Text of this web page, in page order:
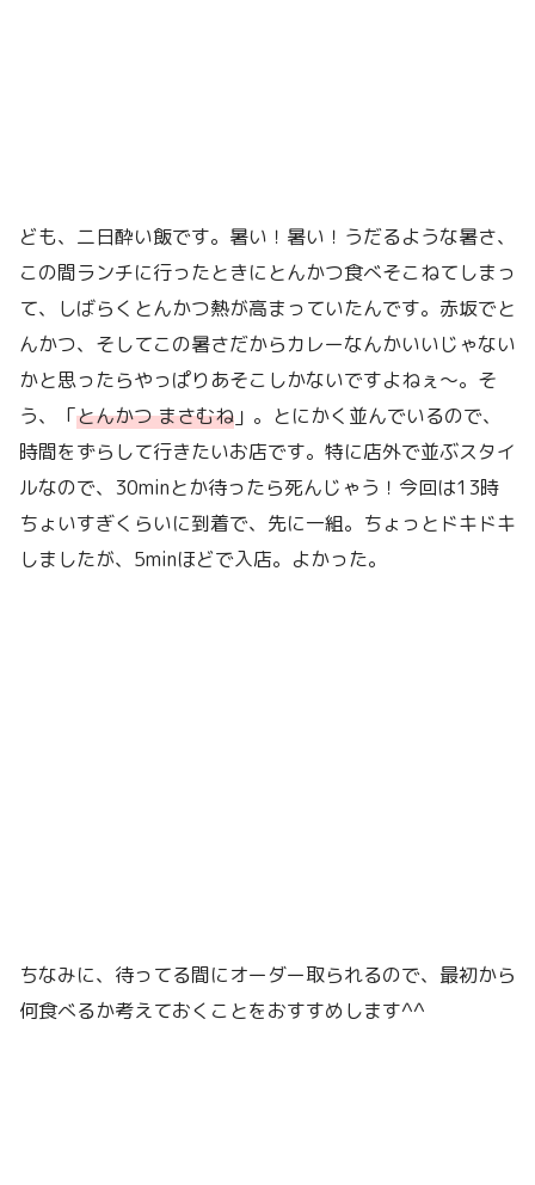
ども、二日酔い飯です。暑い！暑い！うだるような暑さ、
この間ランチに行ったときにとんかつ食べそこねてしまっ
て、しばらくとんかつ熱が高まっていたんです。赤坂でと
んかつ、そしてこの暑さだからカレーなんかいいじゃない
かと思ったらやっぱりあそこしかないですよねぇ〜。そ
う、「とんかつ まさむね 」。とにかく並んでいるので、
時間をずらして行きたいお店です。特に店外で並ぶスタイ
ルなので、30minとか待ったら死んじゃう！今回は13時
ちょいすぎくらいに到着で、先に一組。ちょっとドキドキ
しましたが、5minほどで入店。よかった。
ちなみに、待ってる間にオーダー取られるので、最初から
何食べるか考えておくことをおすすめします^^